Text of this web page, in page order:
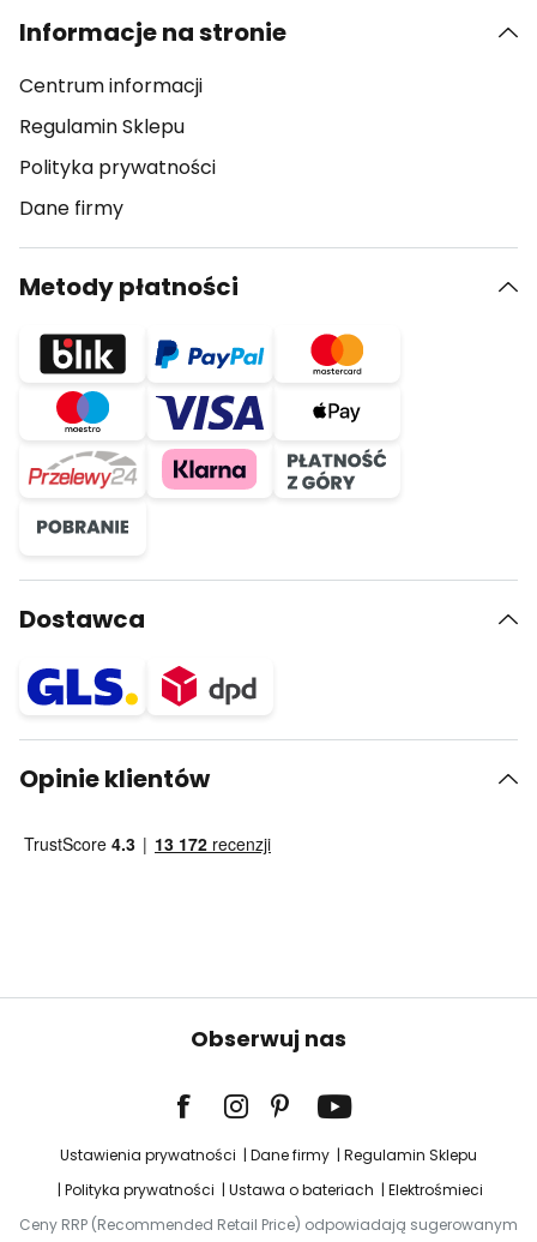
Informacje na stronie
Centrum informacji
Regulamin Sklepu
Polityka prywatności
Dane firmy
Metody płatności
Dostawca
Opinie klientów
Obserwuj nas
Ustawienia prywatności Dane firmy
Regulamin Sklepu
Polityka prywatności
Ustawa o bateriach
Elektrośmieci
Ceny RRP (Recommended Retail Price) odpowiadają sugerowanym